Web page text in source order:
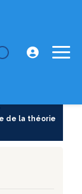
de
de la théorie